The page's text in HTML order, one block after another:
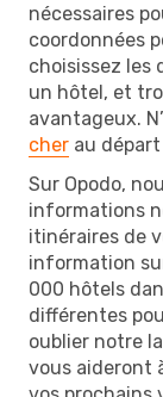
nécessaires
coordonnées
choisissez les
un hôtel, et
avantageux.
cher au
Sur Opodo,
informations
itinéraires de
information
000 hôtels
différentes
oublier notre
vous aideront